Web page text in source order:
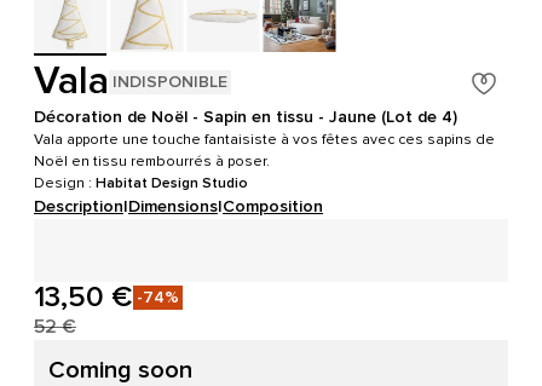
Vala INDISPONIBLE
Décoration de Noël - Sapin en tissu - Jaune (Lot de 4)
Vala apporte une touche fantaisiste à vos fêtes avec ces sapins de
Noël en tissu rembourrés à poser.
Design : Habitat Design Studio
Description|Dimensions|Composition
13,50 € -74%
52 €
Coming soon